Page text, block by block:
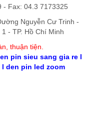
- Fax: 04.3 7173325
Nguyễn Cư Trinh -
- TP. Hồ Chí Minh
thuận tiện
pin sieu sang gia rel
l den pin led zoom